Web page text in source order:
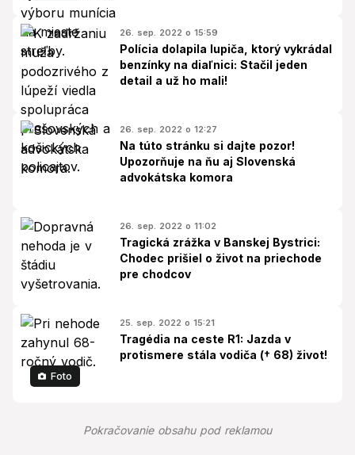
26. sep. 2022 o 15:59
Polícia dolapila lupiča, ktorý vykrádal
benzínky na diaľnici: Stačil jeden
detail a už ho mali!
26. sep. 2022 o 12:27
Na túto stránku si dajte pozor!
Upozorňuje na ňu aj Slovenská
advokátska komora
26. sep. 2022 o 11:02
Tragická zrážka v Banskej Bystrici:
Chodec prišiel o život na priechode
pre chodcov
Foto
25. sep. 2022 o 15:21
Tragédia na ceste R1: Jazda v
protismere stála vodiča († 68) život!
Pokračovanie obsahu pod reklamou